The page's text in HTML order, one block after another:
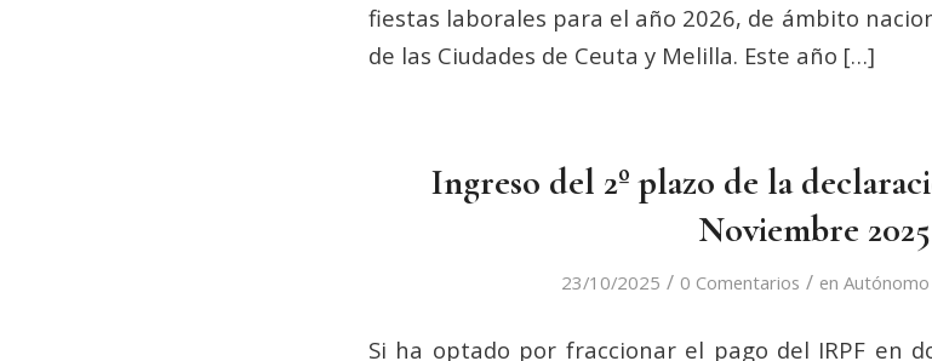
fiestas laborales para el año 2026, de ámbito
de las Ciudades de Ceuta y Melilla. Este año […]
Ingreso del 2º plazo de la
Noviembre 2025
23/10/2025 / 0 Comentarios / en Autónomo
Si ha optado por fraccionar el pago del IRPF en